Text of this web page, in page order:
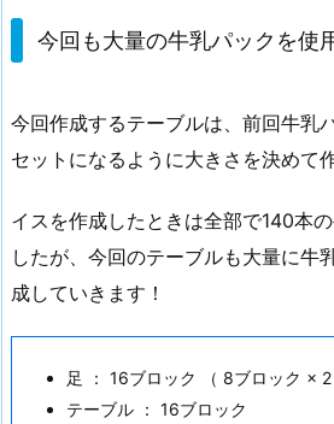
回
量
の
乳
パ
ッ
使
用
今回も大量の牛乳パックを使
今回作成するテーブルは、前回牛乳
セットになるように大きさを決めて
イスを作成したときは全部で140本
したが、今回のテーブルも大量に牛
成していきます！
足 ： 16ブロック （ 8ブロック × 2
テーブル ： 16ブロック